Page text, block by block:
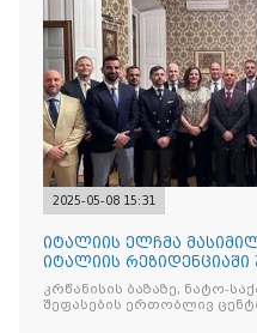
2025-05-08 15:31
იტალიის ელჩმა
იტალიის
ვენეტოს სახ. დივიზიის ს
კრწანისის ბაზაზე, ნატო-
შეფასების ერთობლივ